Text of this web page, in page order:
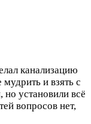
канализацию
и взять с
установили всё
вопросов нет,